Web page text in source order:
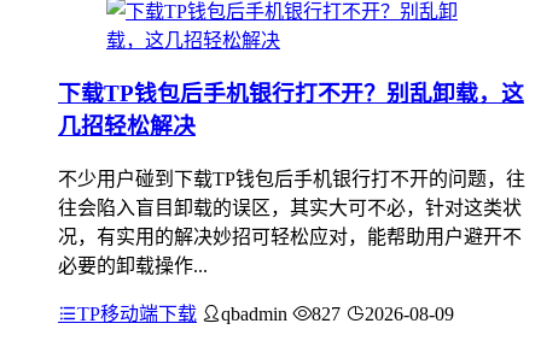
下载TP钱包后手机银行打不开？别乱卸载，这
几招轻松解决
不少用户碰到下载TP钱包后手机银行打不开的问题，往
往会陷入盲目卸载的误区，其实大可不必，针对这类状
况，有实用的解决妙招可轻松应对，能帮助用户避开不
必要的卸载操作...
TP移动端下载 qbadmin 827 2026-08-09